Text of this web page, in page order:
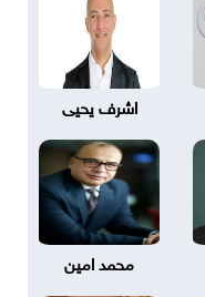
اشرف يحيى
محمد امين